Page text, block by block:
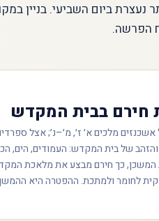
ביום השביעי. בניין
הפרשה.
חירם בבית המקדש
מלכים א׳ ז׳, מ׳–נ׳; אצל
של בית המקדש: העמודים, הים,
כך חירם מבצע את מלאכת
לחומר ולמתכת. ההפטרה היא